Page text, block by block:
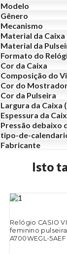
Modelo
Gênero
Mecanismo
Material da Caixa
Material da
Formato do
Cor da Caixa
Composição do
Cor do
Cor da Pulseira
Largura da Caixa
Espessura da
Pressão debaixo
tipo-de-
Fabricante
Isto
Relógio CASIO
feminino
A700WEGL-5AEF